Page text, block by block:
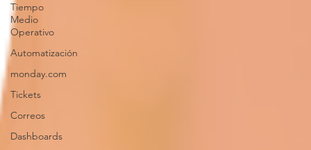
Tiempo
Medio
Operativo
Automatización
monday.com
Tickets
Correos
Dashboards